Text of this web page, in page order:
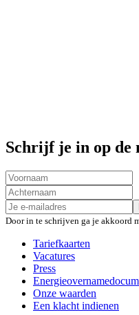
Schrijf je in op de
Door in te schrijven ga je akkoord
Tariefkaarten
Vacatures
Press
Onze waarden
Een klacht indienen